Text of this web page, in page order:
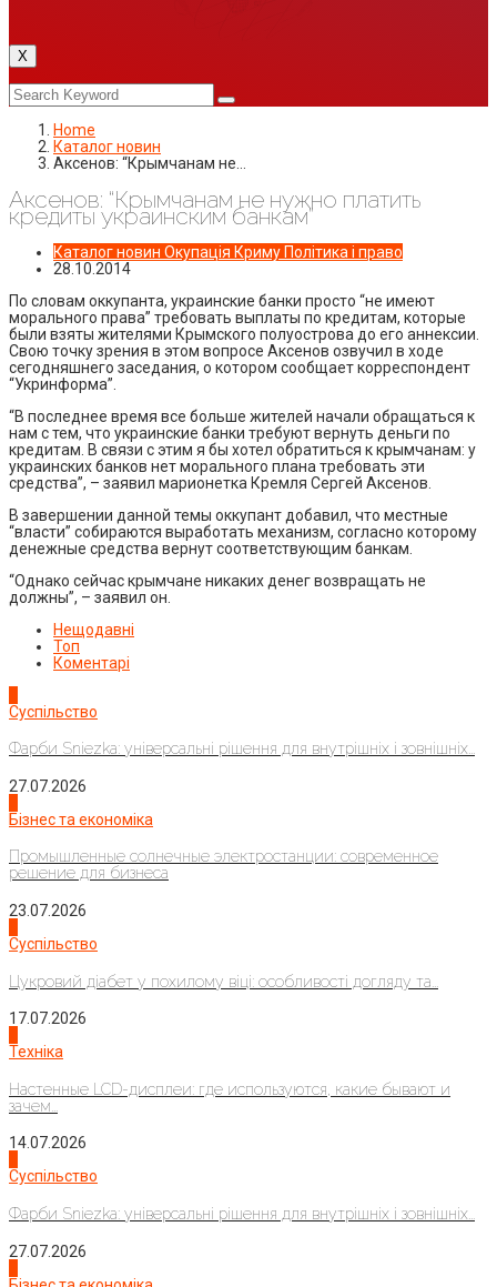
X
Home
Каталог новин
Аксенов: “Крымчанам не…
Аксенов: “Крымчанам не нужно платить
кредиты украинским банкам”
Каталог новин Окупація КримуПолітика і право
28.10.2014
По словам оккупанта, украинские банки просто “не имеют
морального права” требовать выплаты по кредитам, которые
были взяты жителями Крымского полуострова до его аннексии.
Свою точку зрения в этом вопросе Аксенов озвучил в ходе
сегодняшнего заседания, о котором сообщает корреспондент
“Укринформа”.
“В последнее время все больше жителей начали обращаться к
нам с тем, что украинские банки требуют вернуть деньги по
кредитам. В связи с этим я бы хотел обратиться к крымчанам: у
украинских банков нет морального плана требовать эти
средства”, – заявил марионетка Кремля Сергей Аксенов.
В завершении данной темы оккупант добавил, что местные
“власти” собираются выработать механизм, согласно которому
денежные средства вернут соответствующим банкам.
“Однако сейчас крымчане никаких денег возвращать не
должны”, – заявил он.
Нещодавні
Топ
Коментарі
Суспільство
Фарби Sniezka: універсальні рішення для внутрішніх і зовнішніх...
27.07.2026
Бізнес та економіка
Промышленные солнечные электростанции: современное
решение для бизнеса
23.07.2026
Суспільство
Цукровий діабет у похилому віці: особливості догляду та...
17.07.2026
Техніка
Настенные LCD-дисплеи: где используются, какие бывают и
зачем...
14.07.2026
Суспільство
Фарби Sniezka: універсальні рішення для внутрішніх і зовнішніх...
27.07.2026